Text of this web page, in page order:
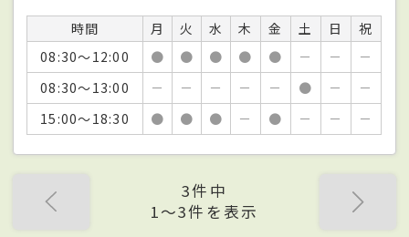
時間 月 火 水 木 金 土 日
祝
08:30～12:00
● ● ● ● ● － －
－
08:30～13:00
－ － － － － ● －
－
15:00～18:30
● ● ● － ● － － －
3件中
1〜3件を表示